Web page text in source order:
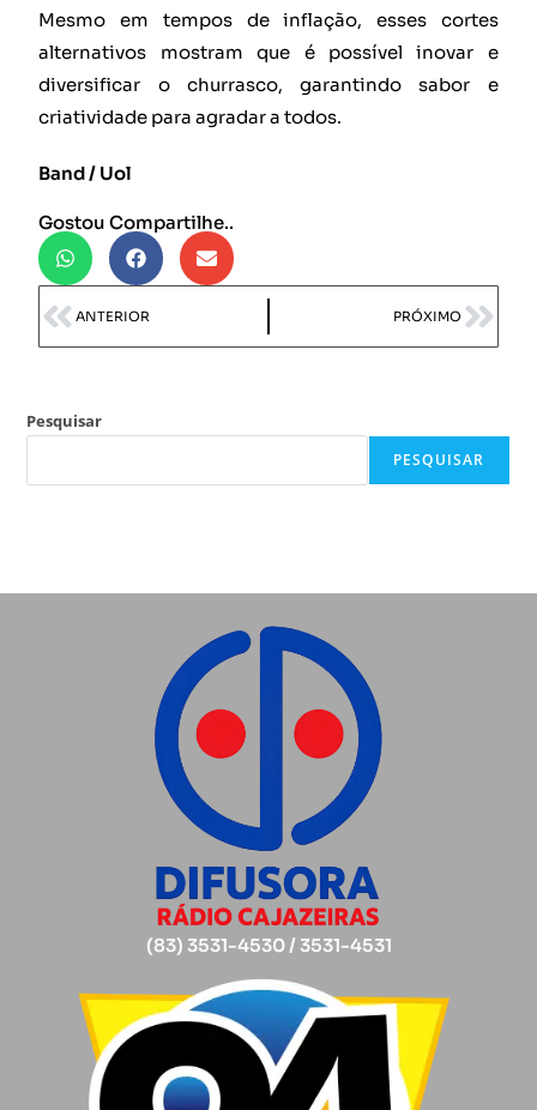
Mesmo em tempos de inflação, esses cortes
alternativos mostram que é possível inovar e
diversificar o churrasco, garantindo sabor e
criatividade para agradar a todos.
Band / Uol
Gostou Compartilhe..
ANTERIOR PRÓXIMO
Pesquisar
PESQUISAR
(83) 3531-4530 / 3531-4531